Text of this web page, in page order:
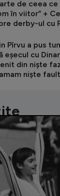
de ceea ce
în viitor” +
derby-ul cu
Pîrvu a pus
eșecul cu
din niște
niște